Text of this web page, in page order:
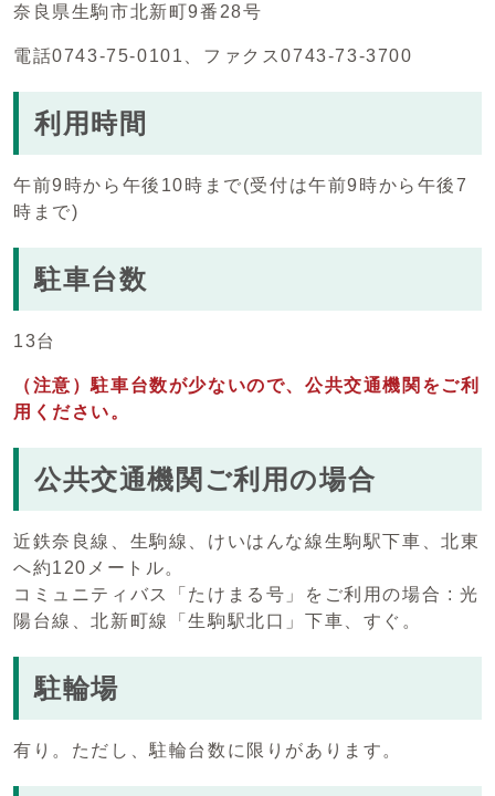
奈良県生駒市北新町9番28号
電話0743-75-0101、ファクス0743-73-3700
利用時間
午前9時から午後10時まで(受付は午前9時から午後7
時まで)
駐車台数
13台
（注意）駐車台数が少ないので、公共交通機関をご利
用ください。
公共交通機関ご利用の場合
近鉄奈良線、生駒線、けいはんな線生駒駅下車、北東
へ約120メートル。
コミュニティバス「たけまる号」をご利用の場合 : 光
陽台線、北新町線「生駒駅北口」下車、すぐ。
駐輪場
有り。ただし、駐輪台数に限りがあります。